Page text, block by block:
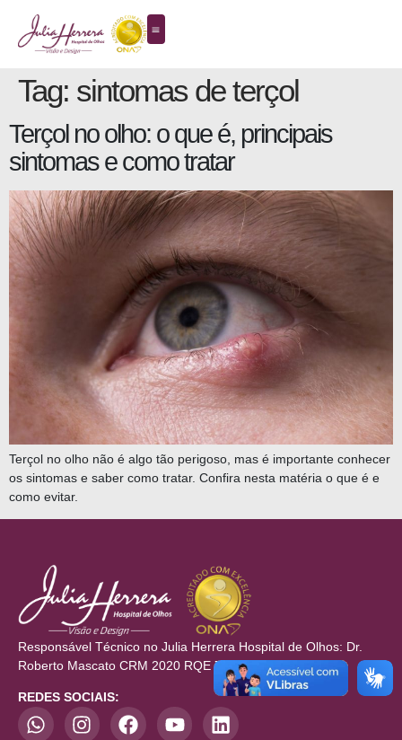
Tag: sintomas de terçol
Terçol no olho: o que é, principais
sintomas e como tratar
Terçol no olho não é algo tão perigoso, mas é importante conhecer
os sintomas e saber como tratar. Confira nesta matéria o que é e
como evitar.
Responsável Técnico no Julia Herrera Hospital de Olhos: Dr.
Roberto Mascato CRM 2020 RQE 709/710
REDES SOCIAIS: